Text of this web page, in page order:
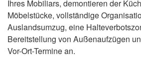
Ihres Mobiliars, demontieren der
Möbelstücke, vollständige
Auslandsumzug, eine
Bereitstellung von Außenaufzügen
Vor-Ort-Termine an.